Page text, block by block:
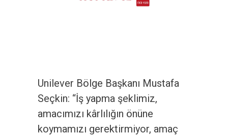
Unilever Bölge Başkanı Mustafa
Seçkin: “İş yapma şeklimiz,
amacımızı kârlılığın önüne
koymamızı gerektirmiyor, amaç